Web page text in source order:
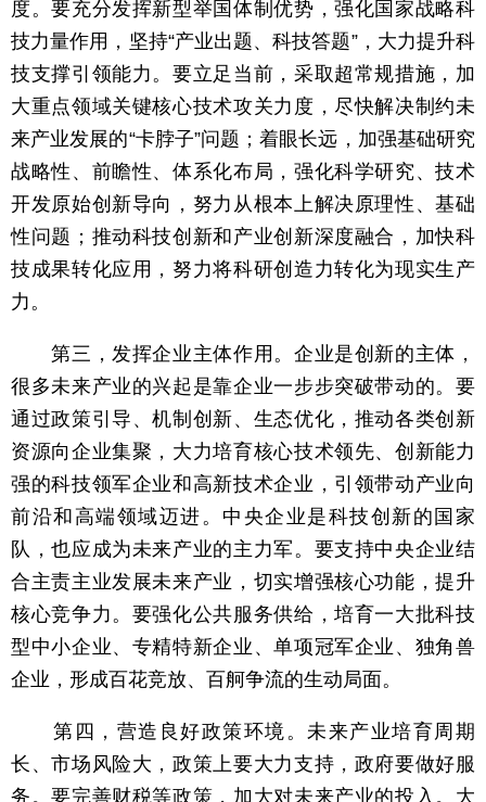
度。要充分发挥新型举国体制优势，强化国家战略科
技力量作用，坚持“产业出题、科技答题”，大力提升科
技支撑引领能力。要立足当前，采取超常规措施，加
大重点领域关键核心技术攻关力度，尽快解决制约未
来产业发展的“卡脖子”问题；着眼长远，加强基础研究
战略性、前瞻性、体系化布局，强化科学研究、技术
开发原始创新导向，努力从根本上解决原理性、基础
性问题；推动科技创新和产业创新深度融合，加快科
技成果转化应用，努力将科研创造力转化为现实生产
力。
第三，发挥企业主体作用。企业是创新的主体，
很多未来产业的兴起是靠企业一步步突破带动的。要
通过政策引导、机制创新、生态优化，推动各类创新
资源向企业集聚，大力培育核心技术领先、创新能力
强的科技领军企业和高新技术企业，引领带动产业向
前沿和高端领域迈进。中央企业是科技创新的国家
队，也应成为未来产业的主力军。要支持中央企业结
合主责主业发展未来产业，切实增强核心功能，提升
核心竞争力。要强化公共服务供给，培育一大批科技
型中小企业、专精特新企业、单项冠军企业、独角兽
企业，形成百花竞放、百舸争流的生动局面。
第四，营造良好政策环境。未来产业培育周期
长、市场风险大，政策上要大力支持，政府要做好服
务。要完善财税等政策，加大对未来产业的投入。大